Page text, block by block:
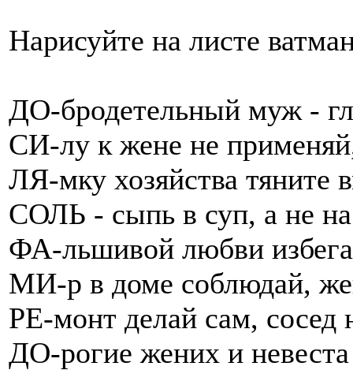
Нарисуйте на листе
ДО-бродетельный муж -
СИ-лу к жене не
ЛЯ-мку хозяйства тяните
СОЛЬ - сыпь в суп, а не
ФА-льшивой любви
МИ-р в доме соблюдай,
РЕ-монт делай сам, сосед
ДО-рогие жених и